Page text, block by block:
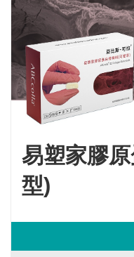
易塑家膠
型)